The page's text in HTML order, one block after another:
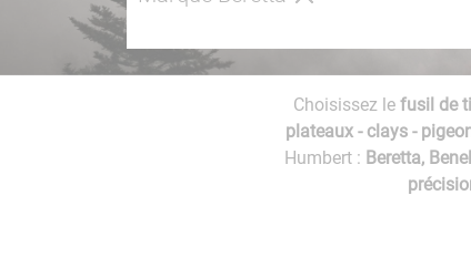
Choisissez le fusil de
plateaux - clays -
Humbert : Beretta,